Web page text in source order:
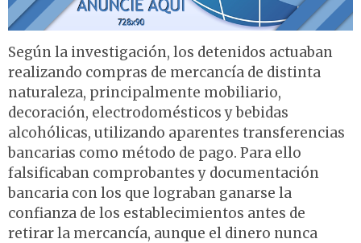
Según la investigación, los detenidos actuaban
realizando compras de mercancía de distinta
naturaleza, principalmente mobiliario,
decoración, electrodomésticos y bebidas
alcohólicas, utilizando aparentes transferencias
bancarias como método de pago. Para ello
falsificaban comprobantes y documentación
bancaria con los que lograban ganarse la
confianza de los establecimientos antes de
retirar la mercancía, aunque el dinero nunca